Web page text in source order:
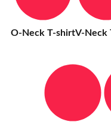
O-Neck T-shirtV-Neck